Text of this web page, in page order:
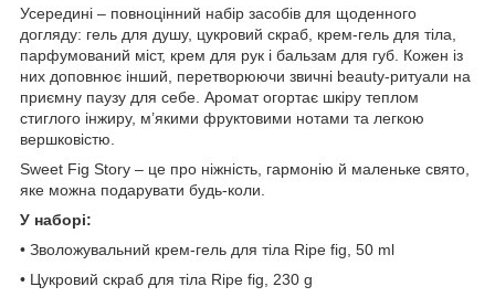
Усередині – повноцінний набір засобів для щоденного
догляду: гель для душу, цукровий скраб, крем-гель для тіла,
парфумований міст, крем для рук і бальзам для губ. Кожен із
них доповнює інший, перетворюючи звичні beauty-ритуали на
приємну паузу для себе. Аромат огортає шкіру теплом
стиглого інжиру, м’якими фруктовими нотами та легкою
вершковістю.
Sweet Fig Story – це про ніжність, гармонію й маленьке свято,
яке можна подарувати будь-коли.
У наборі:
• Зволожувальний крем-гель для тіла Ripe fig, 50 ml
• Цукровий скраб для тіла Ripe fig, 230 g